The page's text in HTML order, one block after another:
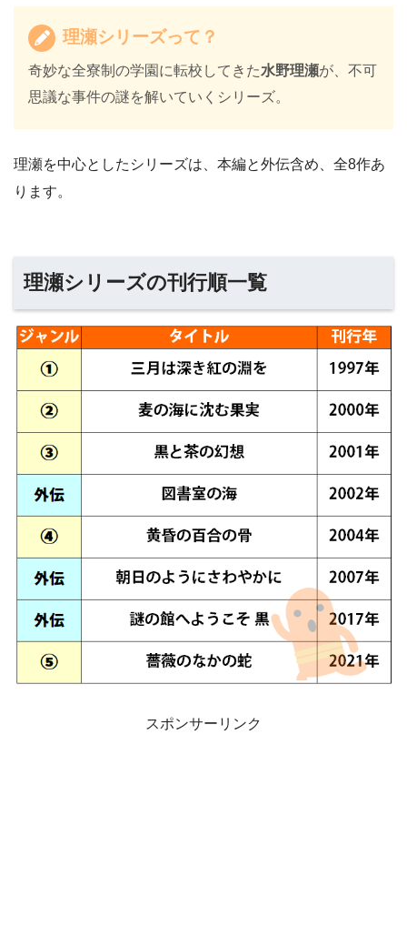
理瀬シリーズって？
奇妙な全寮制の学園に転校してきた水野理瀬が、不可
思議な事件の謎を解いていくシリーズ。
理瀬を中心としたシリーズは、本編と外伝含め、全8作あ
ります。
理瀬シリーズの刊行順一覧
スポンサーリンク